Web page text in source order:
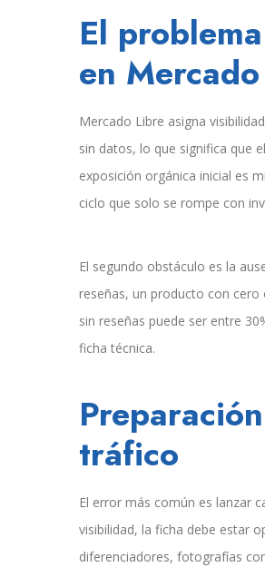
El
en
Mercado Libre asigna
sin datos, lo que significa que
exposición orgánica inicial es
ciclo que solo se rompe con
El segundo obstáculo es la
reseñas, un producto con cero
sin reseñas puede ser entre
ficha técnica.
tráfico
El error más común es lanzar
visibilidad, la ficha debe estar
diferenciadores, fotografías